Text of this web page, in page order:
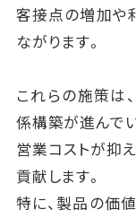
客接点の増加や
ながります。
これらの施策は
係構築が進んで
営業コストが抑
貢献します。
特に、製品の価